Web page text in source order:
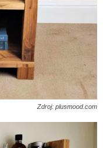
Zdroj: plusmood.com